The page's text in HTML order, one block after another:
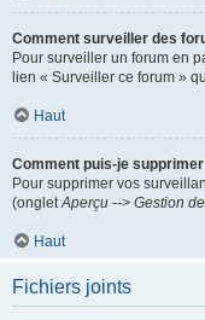
Comment surveiller des
Pour surveiller un forum en
lien « Surveiller ce forum »
Haut
Comment puis-je
Pour supprimer vos
(ongletAperçu --> Gestion
Haut
Fichiers joints